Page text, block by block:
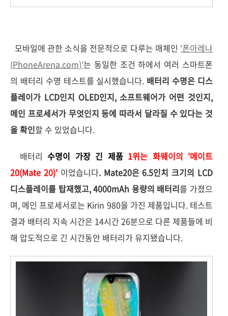
모바일에 관한 소식을 전문적으로 다루는 매체인 '폰아레나
(PhoneArena.com)'는 동일한 조건 하에서 여러 스마트폰
의 배터리 수명 테스트를 실시했습니다. 배터리 수명은 디스
플레이가 LCD인지 OLED인지, 소프트웨어가 어떤 것인지,
메인 프로세서가 무엇인지 등에 따라서 달라질 수 있다는 것
을 확인할 수 있었습니다.
배터리수명이 가장 긴 제품 1위는 화웨이의 '메이트
20(Mate 20)' 이었습니다. Mate20은 6.5인치 크기의 LCD
디스플레이를 탑재했고, 4000mAh 용량의 배터리를 가졌으
며, 메인 프로세서로는 Kirin 980을 가진 제품입니다. 테스트
결과 배터리 지속 시간은 14시간 26분으로 다른 제품들에 비
해 압도적으로 긴 시간동안 배터리가 유지됐습니다.